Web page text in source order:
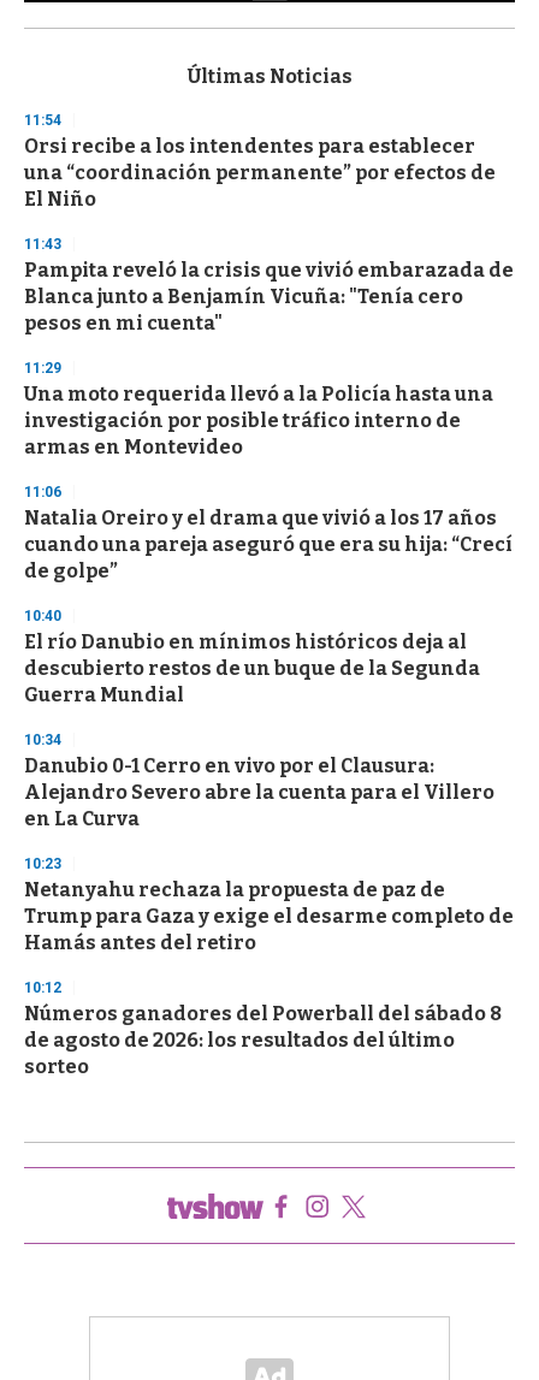
s
d
s
o
f
3
s
e
c
o
n
d
Últimas Noticias
11:54
Orsi recibe a los intendentes para establecer
una “coordinación permanente” por efectos de
El Niño
11:43
Pampita reveló la crisis que vivió embarazada de
Blanca junto a Benjamín Vicuña: "Tenía cero
pesos en mi cuenta"
11:29
Una moto requerida llevó a la Policía hasta una
investigación por posible tráfico interno de
armas en Montevideo
11:06
Natalia Oreiro y el drama que vivió a los 17 años
cuando una pareja aseguró que era su hija: “Crecí
de golpe”
10:40
El río Danubio en mínimos históricos deja al
descubierto restos de un buque de la Segunda
Guerra Mundial
10:34
Danubio 0-1 Cerro en vivo por el Clausura:
Alejandro Severo abre la cuenta para el Villero
en La Curva
10:23
Netanyahu rechaza la propuesta de paz de
Trump para Gaza y exige el desarme completo de
Hamás antes del retiro
10:12
Números ganadores del Powerball del sábado 8
de agosto de 2026: los resultados del último
sorteo